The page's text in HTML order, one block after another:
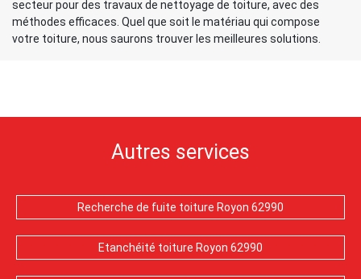
secteur pour des travaux de nettoyage de toiture, avec des
méthodes efficaces. Quel que soit le matériau qui compose
votre toiture, nous saurons trouver les meilleures solutions.
Autres services
Recherche de fuite toiture Royon 62990
Etanchéité toiture Royon 62990